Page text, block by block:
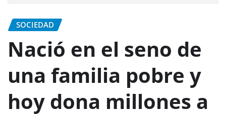
SOCIEDAD
Nació en el seno de
una familia pobre y
hoy dona millones a